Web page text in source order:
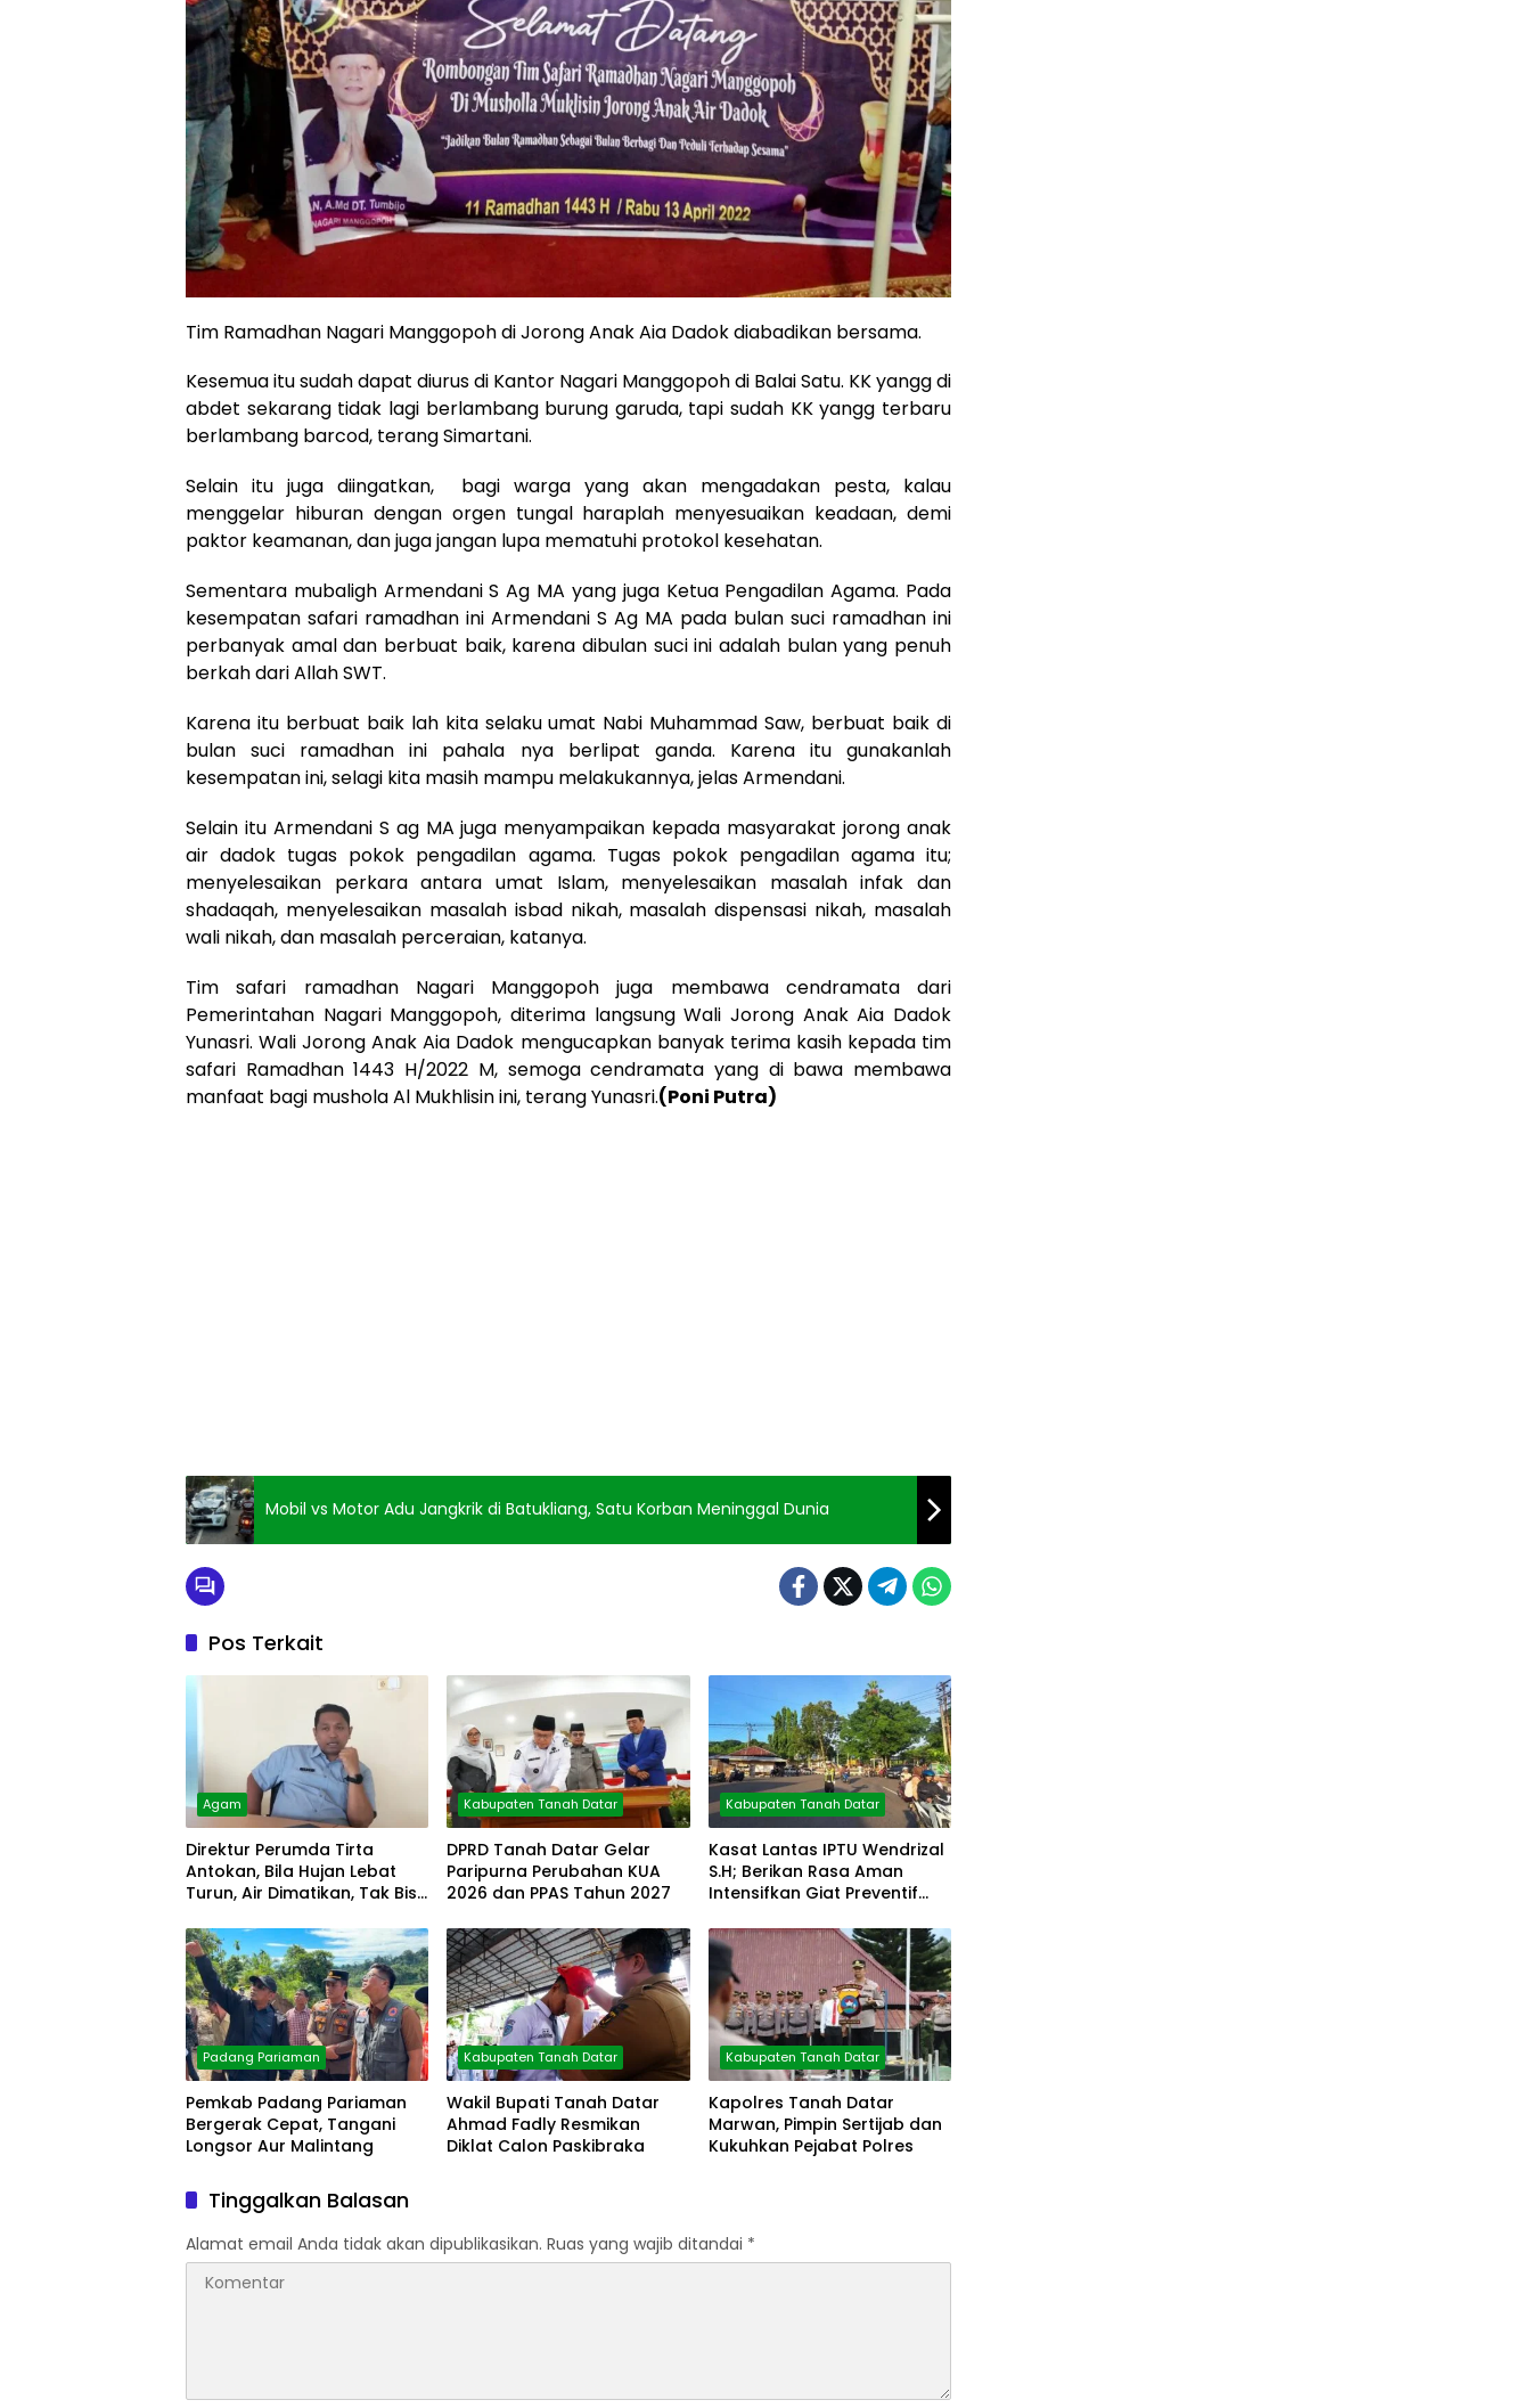
Tim Ramadhan Nagari Manggopoh di Jorong Anak Aia Dadok diabadikan bersama.
Kesemua itu sudah dapat diurus di Kantor Nagari Manggopoh di Balai Satu. KK yangg di
abdet sekarang tidak lagi berlambang burung garuda, tapi sudah KK yangg terbaru
berlambang barcod, terang Simartani.
Selain itu juga diingatkan, bagi warga yang akan mengadakan pesta, kalau
menggelar hiburan dengan orgen tungal haraplah menyesuaikan keadaan, demi
paktor keamanan, dan juga jangan lupa mematuhi protokol kesehatan.
Sementara mubaligh Armendani S Ag MA yang juga Ketua Pengadilan Agama. Pada
kesempatan safari ramadhan ini Armendani S Ag MA pada bulan suci ramadhan ini
perbanyak amal dan berbuat baik, karena dibulan suci ini adalah bulan yang penuh
berkah dari Allah SWT.
Karena itu berbuat baik lah kita selaku umat Nabi Muhammad Saw, berbuat baik di
bulan suci ramadhan ini pahala nya berlipat ganda. Karena itu gunakanlah
kesempatan ini, selagi kita masih mampu melakukannya, jelas Armendani.
Selain itu Armendani S ag MA juga menyampaikan kepada masyarakat jorong anak
air dadok tugas pokok pengadilan agama. Tugas pokok pengadilan agama itu;
menyelesaikan perkara antara umat Islam, menyelesaikan masalah infak dan
shadaqah, menyelesaikan masalah isbad nikah, masalah dispensasi nikah, masalah
wali nikah, dan masalah perceraian, katanya.
Tim safari ramadhan Nagari Manggopoh juga membawa cendramata dari
Pemerintahan Nagari Manggopoh, diterima langsung Wali Jorong Anak Aia Dadok
Yunasri. Wali Jorong Anak Aia Dadok mengucapkan banyak terima kasih kepada tim
safari Ramadhan 1443 H/2022 M, semoga cendramata yang di bawa membawa
manfaat bagi mushola Al Mukhlisin ini, terang Yunasri.(Poni Putra)
Mobil vs Motor Adu Jangkrik di Batukliang, Satu Korban Meninggal Dunia
Pos Terkait
Agam
Direktur Perumda Tirta
Antokan, Bila Hujan Lebat
Turun, Air Dimatikan, Tak Bisa
Kabupaten Tanah Datar
DPRD Tanah Datar Gelar
Paripurna Perubahan KUA
2026 dan PPAS Tahun 2027
Kabupaten Tanah Datar
Kasat Lantas IPTU Wendrizal
S.H; Berikan Rasa Aman
Intensifkan Giat Preventif
Padang Pariaman
Pemkab Padang Pariaman
Bergerak Cepat, Tangani
Longsor Aur Malintang
Kabupaten Tanah Datar
Wakil Bupati Tanah Datar
Ahmad Fadly Resmikan
Diklat Calon Paskibraka
Kabupaten Tanah Datar
Kapolres Tanah Datar
Marwan, Pimpin Sertijab dan
Kukuhkan Pejabat Polres
Tinggalkan Balasan
Alamat email Anda tidak akan dipublikasikan. Ruas yang wajib ditandai *